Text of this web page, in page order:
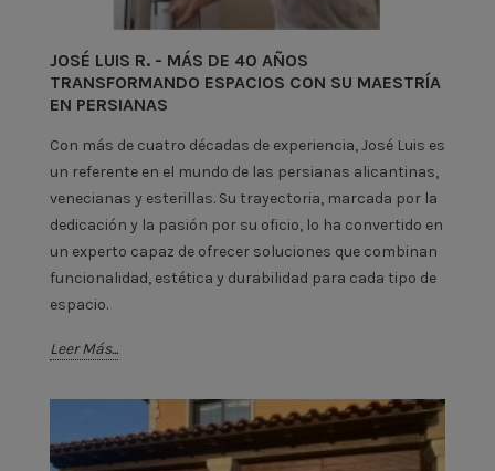
JOSÉ LUIS R. - MÁS DE 40 AÑOS
TRANSFORMANDO ESPACIOS CON SU MAESTRÍA
EN PERSIANAS
Con más de cuatro décadas de experiencia, José Luis es
un referente en el mundo de las persianas alicantinas,
venecianas y esterillas. Su trayectoria, marcada por la
dedicación y la pasión por su oficio, lo ha convertido en
un experto capaz de ofrecer soluciones que combinan
funcionalidad, estética y durabilidad para cada tipo de
espacio.
Leer Más...